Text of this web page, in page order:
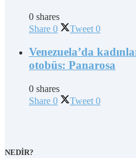
0 shares
Share 0 Tweet 0
Venezuela’da
otobüs: Panarosa
0 shares
Share 0 Tweet 0
NEDİR?